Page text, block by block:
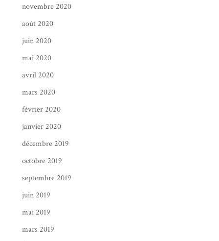
novembre 2020
août 2020
juin 2020
mai 2020
avril 2020
mars 2020
février 2020
janvier 2020
décembre 2019
octobre 2019
septembre 2019
juin 2019
mai 2019
mars 2019